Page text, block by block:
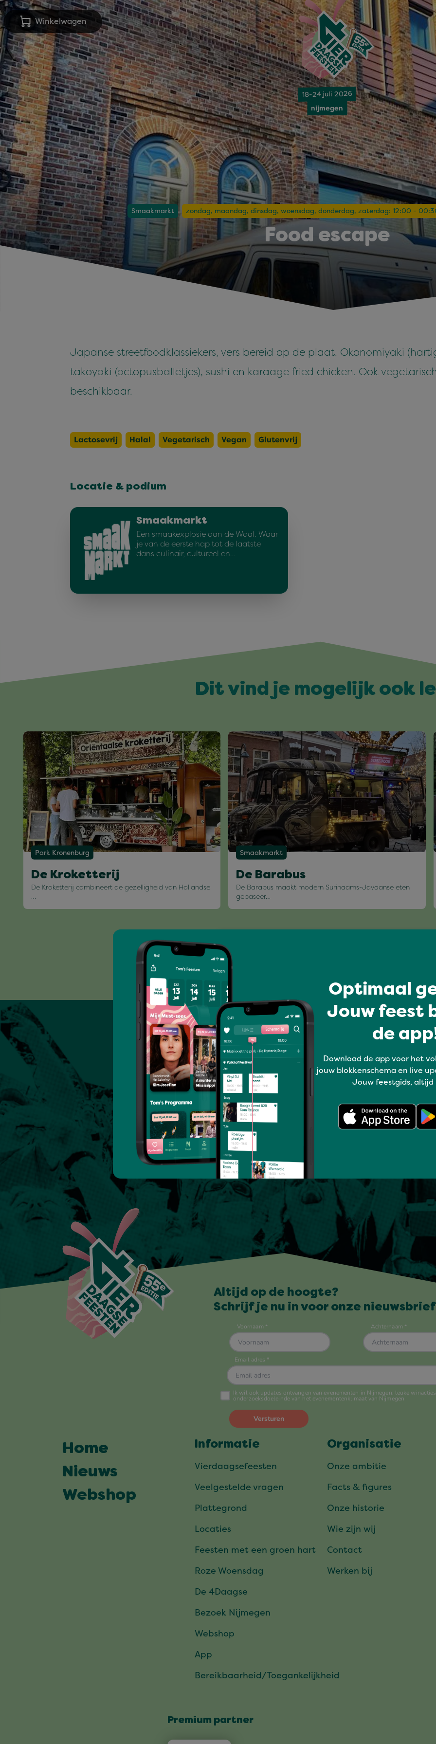
Winkelwagen
18-24 juli 2026
nijmegen
Smaakmarkt zondag, maandag, dinsdag, woensdag, donderdag, zaterdag: 12:00 -
Food escape
Japanse streetfoodklassiekers, vers bereid op de plaat. Okonomiyaki
takoyaki (octopusballetjes), sushi en karaage fried chicken. Ook
beschikbaar.
Lactosevrij Halal Vegetarisch Vegan Glutenvrij
Locatie & podium
Smaakmarkt
Een smaakexplosie aan de Waal. Waar
je van de eerste hap tot de laatste
dans culinair, cultureel en…
Dit vind je mogelijk ook
Park Kronenburg
De Kroketterij
De Kroketterij combineert de gezelligheid van Hollandse
…
Smaakmarkt
De Barabus
De Barabus maakt modern Surinaams-Javaanse eten
gebaseer…
Optimaal
Jouw feest
de
Download de app voor het
jouw blokkenschema en live
Jouw feestgids, altijd
Altijd op de hoogte?
Schrijf je nu in voor onze
Home
Nieuws
Webshop
Informatie
Vierdaagsefeesten
Veelgestelde vragen
Plattegrond
Locaties
Feesten met een groen hart
Roze Woensdag
De 4Daagse
Bezoek Nijmegen
Webshop
App
Bereikbaarheid/Toegankelijkheid
Organisatie
Onze ambitie
Facts & figures
Onze historie
Wie zijn wij
Contact
Werken bij
Premium partner